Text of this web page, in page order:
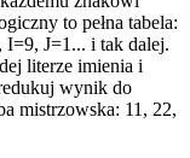
to pełna tabela:
J=1... i tak dalej.
literze imienia i
wynik do
mistrzowska: 11, 22,